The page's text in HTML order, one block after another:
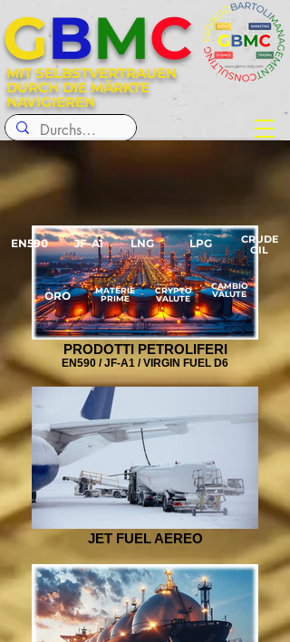
MIT SELBSTVERTRAUEN
DURCH DIE MÄRKTE
NAVIGIEREN
GBMC
PRODOTTI PETROLIFERI
EN590 / JF-A1 / VIRGIN FUEL D6
JET FUEL AEREO
EN590
CRUDE
OIL
LNG
ORO
CRYPTO
VALUTE
CAMBIO
VALUTE
MATERIE
PRIME
JF-A1 LPG